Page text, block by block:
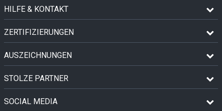
HILFE & KONTAKT
ZERTIFIZIERUNGEN
AUSZEICHNUNGEN
STOLZE PARTNER
SOCIAL MEDIA